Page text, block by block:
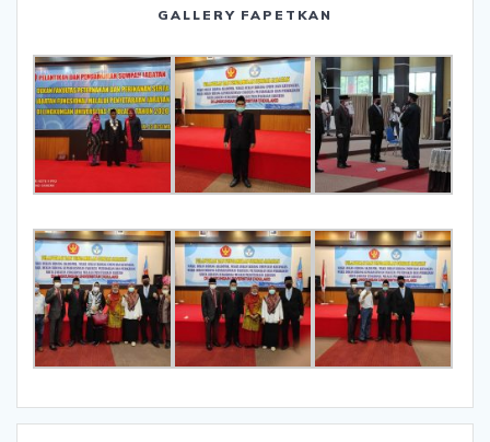
GALLERY FAPETKAN